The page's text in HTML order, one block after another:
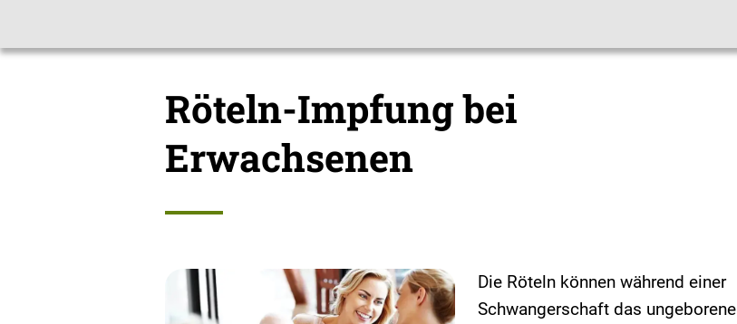
Röteln-Impfung bei
Erwachsenen
Die Röteln können während einer
Schwangerschaft das ungeborene